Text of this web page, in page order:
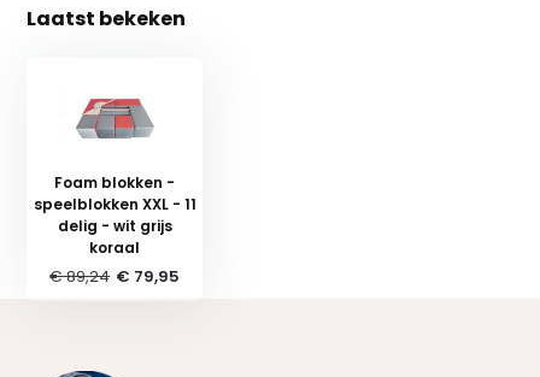
Laatst bekeken
Foam blokken -
speelblokken XXL - 11
delig - wit grijs
koraal
€ 89,24 € 79,95